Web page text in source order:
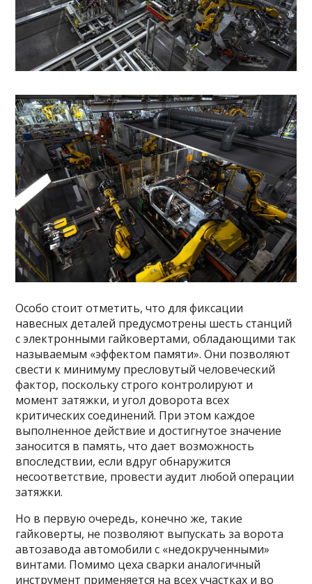
Особо стоит отметить, что для фиксации
навесных деталей предусмотрены шесть станций
с электронными гайковертами, обладающими так
называемым «эффектом памяти». Они позволяют
свести к минимуму пресловутый человеческий
фактор, поскольку строго контролируют и
момент затяжки, и угол доворота всех
критических соединений. При этом каждое
выполненное действие и достигнутое значение
заносится в память, что дает возможность
впоследствии, если вдруг обнаружится
несоответствие, провести аудит любой операции
затяжки.
Но в первую очередь, конечно же, такие
гайковерты, не позволяют выпускать за ворота
автозавода автомобили с «недокрученными»
винтами. Помимо цеха сварки аналогичный
инструмент применяется на всех участках и во